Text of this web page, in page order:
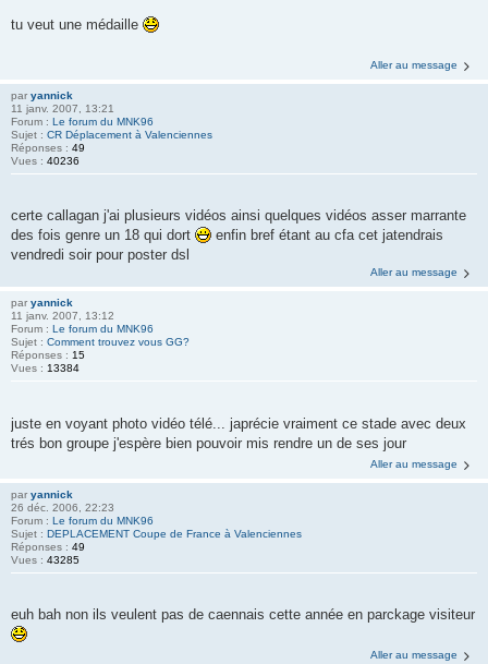
tu veut une médaille
Aller au message
par yannick
11 janv. 2007, 13:21
Forum : Le forum du MNK96
Sujet : CR Déplacement à Valenciennes
Réponses : 49
Vues : 40236
certe callagan j'ai plusieurs vidéos ainsi quelques vidéos asser marrante
des fois genre un 18 qui dort
enfin bref étant au cfa cet jatendrais
vendredi soir pour poster dsl
Aller au message
par yannick
11 janv. 2007, 13:12
Forum : Le forum du MNK96
Sujet : Comment trouvez vous GG?
Réponses : 15
Vues : 13384
juste en voyant photo vidéo télé... japrécie vraiment ce stade avec deux
trés bon groupe j'espère bien pouvoir mis rendre un de ses jour
Aller au message
par yannick
26 déc. 2006, 22:23
Forum : Le forum du MNK96
Sujet : DEPLACEMENT Coupe de France à Valenciennes
Réponses : 49
Vues : 43285
euh bah non ils veulent pas de caennais cette année en parckage visiteur
Aller au message